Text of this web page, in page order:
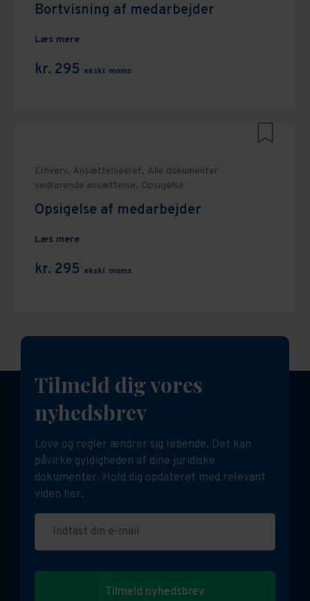
Bortvisning af medarbejder
Læs mere
kr. 295 ekskl. moms
Erhverv, Ansættelsesret, Alle dokumenter
vedrørende ansættelse, Opsigelse
Opsigelse af medarbejder
Læs mere
kr. 295 ekskl. moms
Tilmeld dig vores
nyhedsbrev
Love og regler ændrer sig løbende. Det kan
påvirke gyldigheden af dine juridiske
dokumenter. Hold dig opdateret med relevant
viden her.
Indtast din e-mail
Tilmeld nyhedsbrev